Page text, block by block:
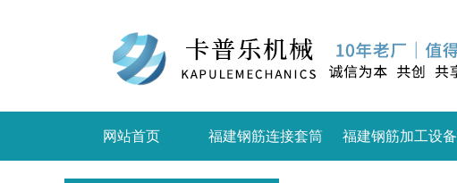
网站首页 福建钢筋连接套筒 福建钢筋加工设备